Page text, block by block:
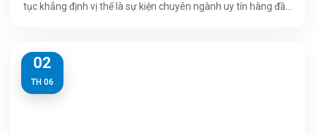
tục khẳng định vị thế là sự kiện chuyên ngành uy tín hàng đầu
02
TH 06